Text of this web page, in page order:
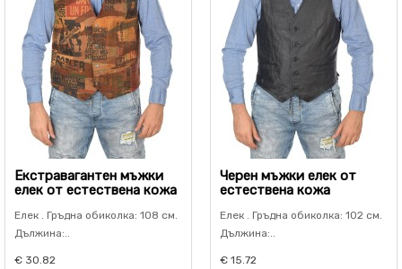
Екстравагантен мъжки
елек от естествена кожа
Елек . Гръдна обиколка: 108 см.
Дължина:..
€ 30.82
Черен мъжки елек от
естествена кожа
Елек . Гръдна обиколка: 102 см.
Дължина:..
€ 15.72